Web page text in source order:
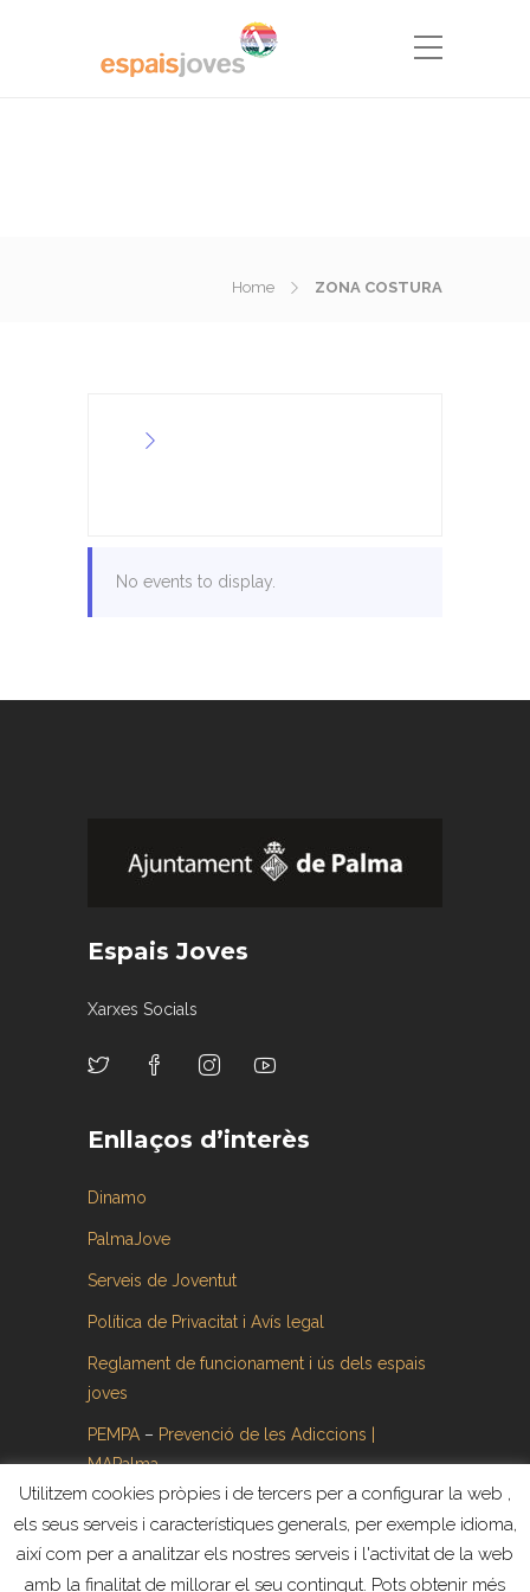
Home ZONA COSTURA
No events to display.
Espais Joves
Xarxes Socials
Enllaços d’interès
Dinamo
PalmaJove
Serveis de Joventut
Política de Privacitat i Avís legal
Reglament de funcionament i ús dels espais
joves
PEMPA – Prevenció de les Adiccions |
MAPalma
Utilitzem cookies pròpies i de tercers per a configurar la web ,
els seus serveis i característiques generals, per exemple idioma,
així com per a analitzar els nostres serveis i l'activitat de la web
amb la finalitat de millorar el seu contingut. Pots obtenir més